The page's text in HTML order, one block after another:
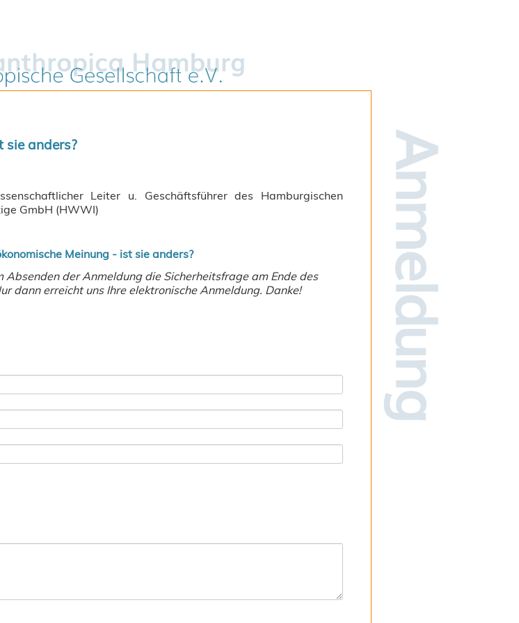
sie anders?
Leiter u. Geschäftsführer des Hamburgischen
GmbH (HWWI)
Meinung - ist sie anders?
Absenden der Anmeldung die Sicherheitsfrage am Ende des
dann erreicht uns Ihre elektronische Anmeldung. Danke!